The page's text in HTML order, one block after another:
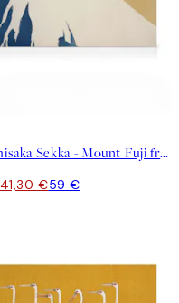
Kamisaka Sekka - Mount Fuji from Momoyogusa Obraz na plátne
€59 €